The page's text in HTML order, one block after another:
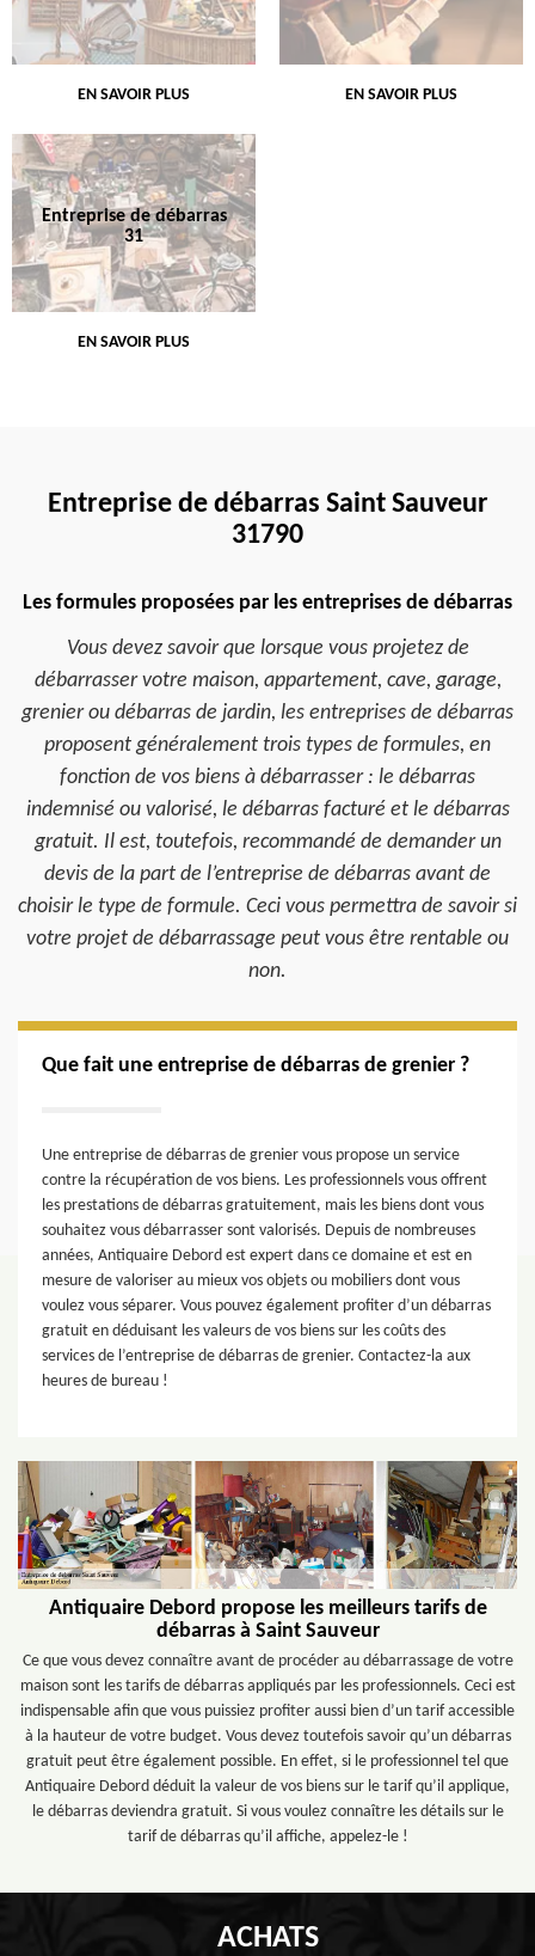
EN SAVOIR PLUS EN SAVOIR PLUS
Entreprise de débarras
31
EN SAVOIR PLUS
Entreprise de débarras Saint Sauveur
31790
Les formules proposées par les entreprises de débarras
Vous devez savoir que lorsque vous projetez de
débarrasser votre maison, appartement, cave, garage,
grenier ou débarras de jardin, les entreprises de débarras
proposent généralement trois types de formules, en
fonction de vos biens à débarrasser : le débarras
indemnisé ou valorisé, le débarras facturé et le débarras
gratuit. Il est, toutefois, recommandé de demander un
devis de la part de l’entreprise de débarras avant de
choisir le type de formule. Ceci vous permettra de savoir si
votre projet de débarrassage peut vous être rentable ou
non.
Que fait une entreprise de débarras de grenier ?
Une entreprise de débarras de grenier vous propose un service
contre la récupération de vos biens. Les professionnels vous offrent
les prestations de débarras gratuitement, mais les biens dont vous
souhaitez vous débarrasser sont valorisés. Depuis de nombreuses
années, Antiquaire Debord est expert dans ce domaine et est en
mesure de valoriser au mieux vos objets ou mobiliers dont vous
voulez vous séparer. Vous pouvez également profiter d’un débarras
gratuit en déduisant les valeurs de vos biens sur les coûts des
services de l’entreprise de débarras de grenier. Contactez-la aux
heures de bureau !
Antiquaire Debord propose les meilleurs tarifs de
débarras à Saint Sauveur
Ce que vous devez connaître avant de procéder au débarrassage de votre
maison sont les tarifs de débarras appliqués par les professionnels. Ceci est
indispensable afin que vous puissiez profiter aussi bien d’un tarif accessible
à la hauteur de votre budget. Vous devez toutefois savoir qu’un débarras
gratuit peut être également possible. En effet, si le professionnel tel que
Antiquaire Debord déduit la valeur de vos biens sur le tarif qu’il applique,
le débarras deviendra gratuit. Si vous voulez connaître les détails sur le
tarif de débarras qu’il affiche, appelez-le !
ACHATS